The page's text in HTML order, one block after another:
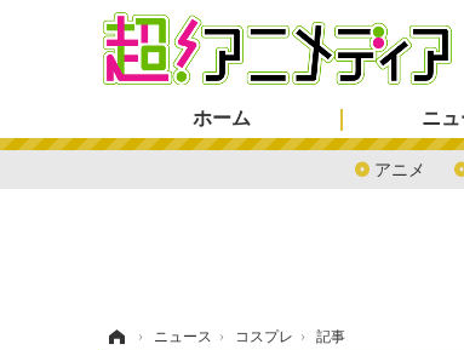
ホーム ニ
アニメ
› ニュース › コスプレ › 記事